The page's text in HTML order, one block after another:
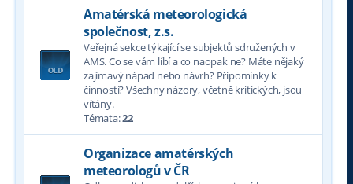
Amatérská meteorologická
společnost, z.s.
Veřejná sekce týkající se subjektů sdružených v
AMS. Co se vám líbí a co naopak ne? Máte nějaký
zajímavý nápad nebo návrh? Připomínky k
činnosti? Všechny názory, včetně kritických, jsou
vítány.
Témata:22
Organizace amatérských
meteorologů v ČR